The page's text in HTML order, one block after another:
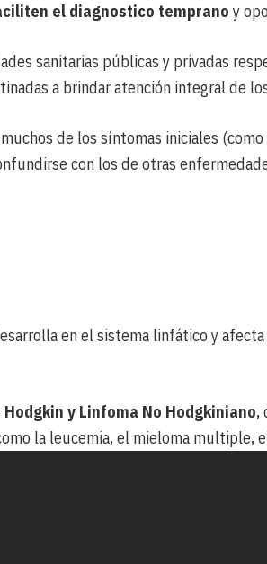
el diagnostico temprano y
sanitarias públicas y privadas
a brindar atención integral de
de los síntomas iniciales
con los de otras
en el sistema linfático y
y Linfoma No Hodgkiniano,
la leucemia, el mieloma multiple,